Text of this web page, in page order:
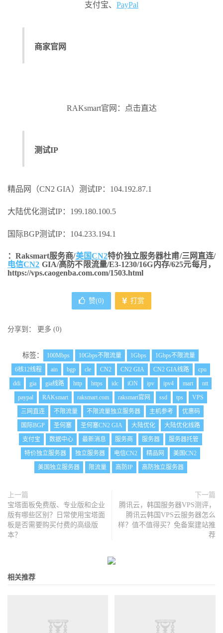
支付宝、 PayPal
商家官网
RAKsmart官网：点击直达
测试IP
精品网（CN2 GIA）测试IP：104.192.87.1
大陆优化测试IP：199.180.100.5
国际BGP测试IP：104.233.194.1
：Raksmart服务商/美国CN2特价独立服务器杜甫/三网直连/
电信CN2 GIA/高防不限流量/E3-1230/16G内存/625元每月，
https://vps.caogenba.com.com/1503.html
赞(0) 打赏
分享到： 更多 (0)
标签： 100Mbps 10Gbps不限流量 1Gbps
1Gbps不限流量
6核12线程
ain bgp cle CN2 CN2 GIA CN2 GIA线路
cpu
ddi
gia gia线路 http https idc iON ipv ipv4 mart
ntt
paypal
RAKsmart raksmart.com raksmart官网 ssd tps
VPS
三网直连
不限流量 不限流量独立服务器 主机参考
优惠码
国际BGP
圣何塞 圣何塞CN2 GIA 大陆优化
大陆优化线路
支付宝
数据中心 最新消息 服务商 服务器
服务器托管
特价独立服务器
独立服务器 电信CN2 精品网
美国CN2
美国独立服务器
限流量 高防IP 高防独立服务器
上一篇
宝塔面板免费版、专业版和企业
版有哪些区别？日常使用宝塔面
板是否需要购买付费的高级版
本？
下一篇
腾讯云，韩国服务器VPS测评，
腾讯云韩国VPS云服务器怎么
样？值不值得买？免备案建站推
荐
相关推荐